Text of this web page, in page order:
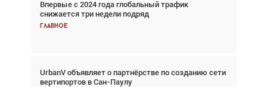
Впервые с 2024 года глобальный трафик
снижается три недели подряд
Главное
UrbanV объявляет о партнёрстве по созданию сети
вертипортов в Сан-Паулу
Взгляд с высоты: тандем вертолётов и БПЛА в
спасательных операциях
Главное
Авиационный фотограф Дэйв Кох: «Фотография
говорит сама за себя... а ИИ всё портит»